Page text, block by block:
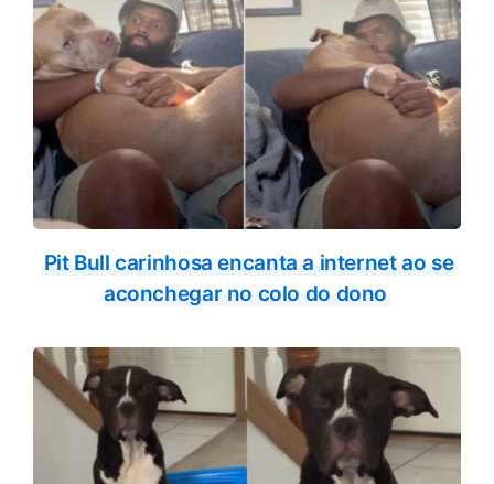
Pit Bull carinhosa encanta a internet ao se
aconchegar no colo do dono